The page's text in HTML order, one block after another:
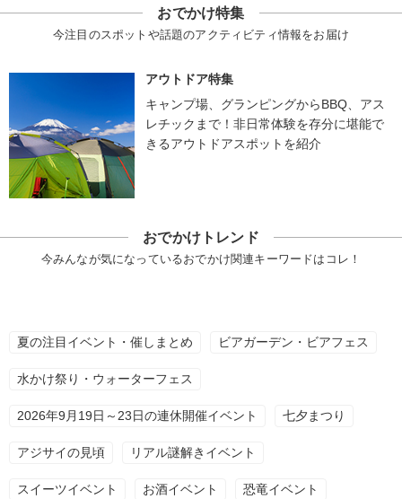
おでかけ特集
今注目のスポットや話題のアクティビティ情報をお届け
アウトドア特集
キャンプ場、グランピングからBBQ、アス
レチックまで！非日常体験を存分に堪能で
きるアウトドアスポットを紹介
おでかけトレンド
今みんなが気になっているおでかけ関連キーワードはコレ！
夏の注目イベント・催しまとめ ビアガーデン・ビアフェス
水かけ祭り・ウォーターフェス
2026年9月19日～23日の連休開催イベント 七夕まつり
アジサイの見頃 リアル謎解きイベント
スイーツイベント お酒イベント 恐竜イベント